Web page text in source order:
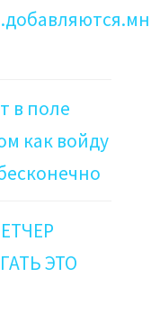
в поле
как войду
ЭТО